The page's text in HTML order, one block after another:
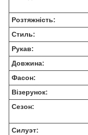
Розтяжність:
Стиль:
Рукав:
Довжина:
Фасон:
Візерунок:
Сезон:
Силуэт: